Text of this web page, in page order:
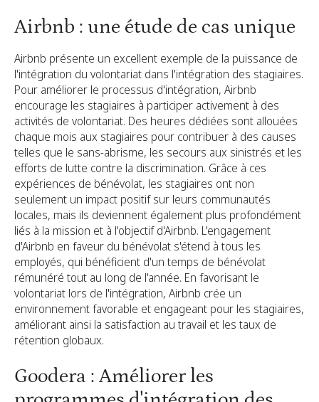
Airbnb : une étude de cas unique
Airbnb présente un excellent exemple de la puissance de
l'intégration du volontariat dans l'intégration des stagiaires.
Pour améliorer le processus d'intégration, Airbnb
encourage les stagiaires à participer activement à des
activités de volontariat. Des heures dédiées sont allouées
chaque mois aux stagiaires pour contribuer à des causes
telles que le sans-abrisme, les secours aux sinistrés et les
efforts de lutte contre la discrimination. Grâce à ces
expériences de bénévolat, les stagiaires ont non
seulement un impact positif sur leurs communautés
locales, mais ils deviennent également plus profondément
liés à la mission et à l'objectif d'Airbnb. L'engagement
d'Airbnb en faveur du bénévolat s'étend à tous les
employés, qui bénéficient d'un temps de bénévolat
rémunéré tout au long de l'année. En favorisant le
volontariat lors de l'intégration, Airbnb crée un
environnement favorable et engageant pour les stagiaires,
améliorant ainsi la satisfaction au travail et les taux de
rétention globaux.
Goodera : Améliorer les